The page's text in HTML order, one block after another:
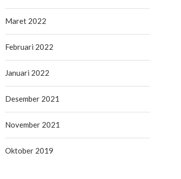
Maret 2022
Februari 2022
Januari 2022
Desember 2021
November 2021
Oktober 2019